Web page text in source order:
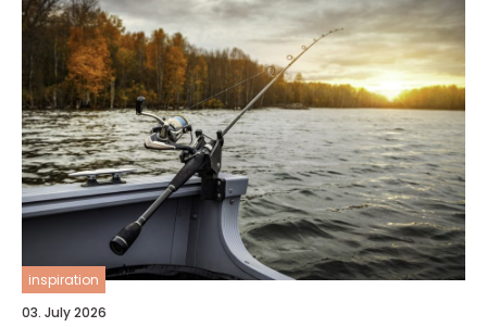
inspiration
03. July 2026